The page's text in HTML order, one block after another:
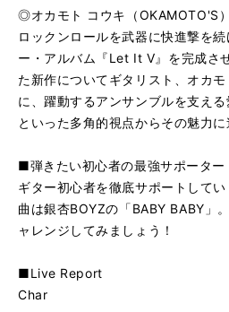
◎オカモト コウキ（
ロックンロールを武器に快進撃を
ー・アルバム『Let It V』を完成さ
た新作についてギタリスト、オカ
に、躍動するアンサンブルを支え
といった多角的視点からその魅力に
■弾きたい初心者の最強サポータ
ギター初心者を徹底サポートして
曲は銀杏BOYZの「BABY BABY」
ャレンジしてみましょう！
■Live Report
Char